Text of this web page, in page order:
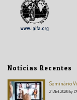
Notícias Recentes
Seminário
21 Abril, 2026 by